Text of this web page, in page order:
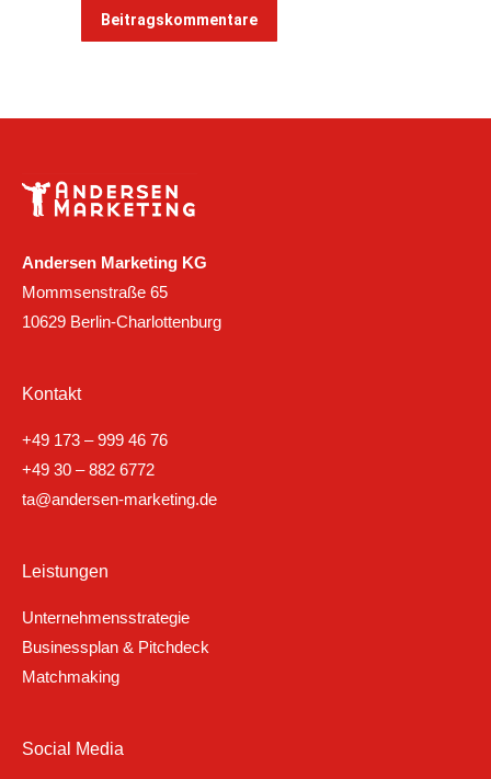
Beitragskommentare
Andersen Marketing KG
Mommsenstraße 65
10629 Berlin-Charlottenburg
Kontakt
+49 173 – 999 46 76
+49 30 – 882 6772
ta@andersen-marketing.de
Leistungen
Unternehmensstrategie
Businessplan & Pitchdeck
Matchmaking
Social Media